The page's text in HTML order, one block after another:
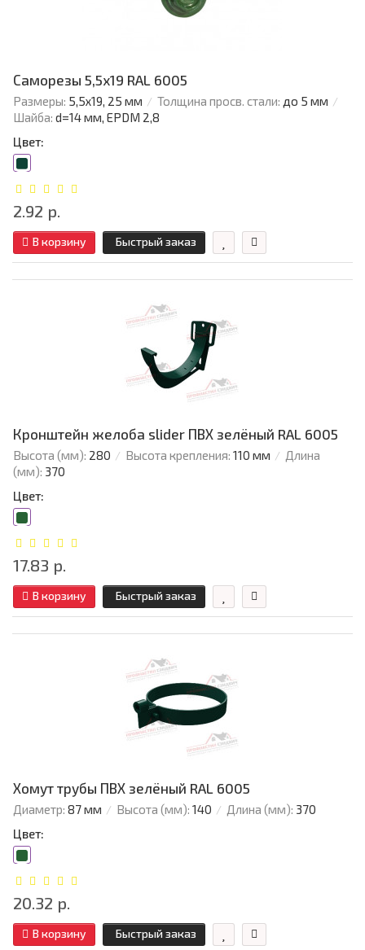
Саморезы 5,5х19 RAL 6005
Размеры: 5,5х19, 25 мм Толщина просв. стали: до 5 мм
Шайба: d=14 мм, EPDM 2,8
Цвет:
2.92 р.
В корзину Быстрый заказ
Кронштейн желоба slider ПВХ зелёный RAL 6005
Высота (мм): 280 Высота крепления: 110 мм
Длина
(мм): 370
Цвет:
17.83 р.
В корзину Быстрый заказ
Хомут трубы ПВХ зелёный RAL 6005
Диаметр: 87 мм Высота (мм): 140 Длина (мм): 370
Цвет:
20.32 р.
В корзину Быстрый заказ